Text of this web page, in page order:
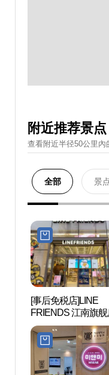
附近推荐景点
查看附近半径50公里內
全部 景
[事后免税店]LINE
FRIENDS 江南旗舰
인프렌즈 강남 플래
스토어)